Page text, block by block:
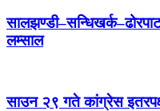
लम्साल
साउन २९ गते कांग्रेस